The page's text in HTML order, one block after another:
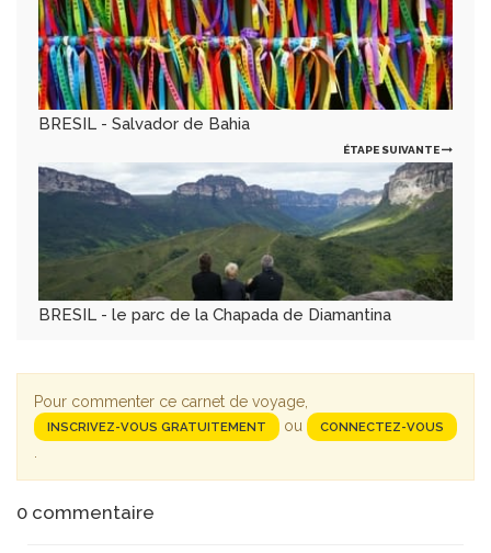
BRESIL - Salvador de Bahia
ÉTAPE SUIVANTE
BRESIL - le parc de la Chapada de Diamantina
Pour commenter ce carnet de voyage,
INSCRIVEZ-VOUS GRATUITEMENT ou CONNECTEZ-VOUS
0 commentaire